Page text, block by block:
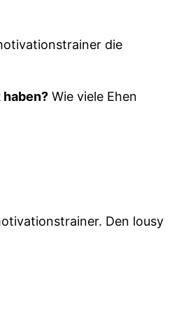
die
Wie viele Ehen
Den lousy